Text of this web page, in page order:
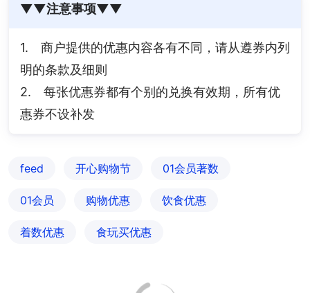
▼▼注意事项▼▼
1.　商户提供的优惠内容各有不同，请从遵券内列
明的条款及细则
2.　每张优惠券都有个别的兑换有效期，所有优
惠券不设补发
feed 开心购物节 01会员著数
01会员 购物优惠 饮食优惠
着数优惠 食玩买优惠